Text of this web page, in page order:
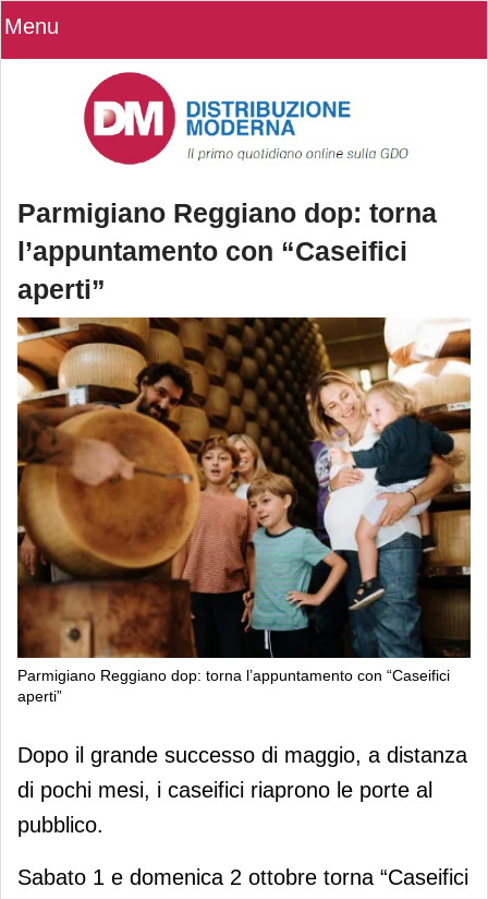
Menu
Parmigiano Reggiano dop: torna
l’appuntamento con “Caseifici
aperti”
Parmigiano Reggiano dop: torna l’appuntamento con “Caseifici
aperti”
Parmigiano Reggiano dop: torna
l’appuntamento con “Caseifici aperti”
Dopo il grande successo di maggio, a distanza
di pochi mesi, i caseifici riaprono le porte al
pubblico.
Sabato 1 e domenica 2 ottobre torna “Caseifici